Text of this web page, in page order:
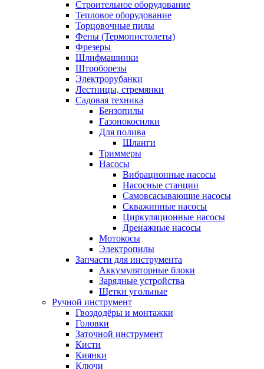
Строительное оборудование
Тепловое оборудование
Торцовочные пилы
Фены (Термопистолеты)
Фрезеры
Шлифмашинки
Штроборезы
Электрорубанки
Лестницы, стремянки
Садовая техника
Бензопилы
Газонокосилки
Для полива
Шланги
Триммеры
Насосы
Вибрационные насосы
Насосные станции
Самовсасывающие насосы
Скважинные насосы
Циркуляционные насосы
Дренажные насосы
Мотокосы
Электропилы
Запчасти для инструмента
Аккумуляторные блоки
Зарядные устройства
Щетки угольные
Ручной инструмент
Гвоздодёры и монтажки
Головки
Заточной инструмент
Кисти
Киянки
Ключи